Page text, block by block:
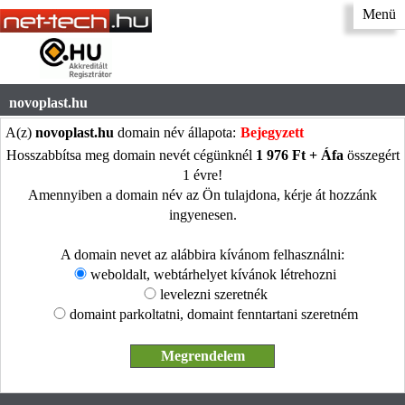
Menü
novoplast.hu
A(z) novoplast.hu domain név állapota: Bejegyzett
Hosszabbítsa meg domain nevét cégünknél 1 976 Ft + Áfa összegért
1 évre!
Amennyiben a domain név az Ön tulajdona, kérje át hozzánk
ingyenesen.
A domain nevet az alábbira kívánom felhasználni:
weboldalt, webtárhelyet kívánok létrehozni
levelezni szeretnék
domaint parkoltatni, domaint fenntartani szeretném